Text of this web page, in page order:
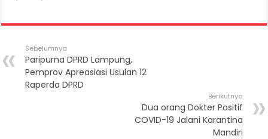
Sebelumnya
Paripurna DPRD Lampung,
Pemprov Apreasiasi Usulan 12
Raperda DPRD
Berikutnya
Dua orang Dokter Positif
COVID-19 Jalani Karantina
Mandiri